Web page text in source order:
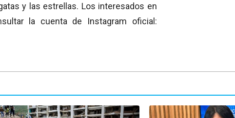
y las estrellas. Los interesados en
la cuenta de Instagram oficial: